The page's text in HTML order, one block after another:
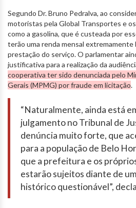
Segundo Dr. Bruno Pedralva, ao
motoristas pela Global Transportes e
como a gasolina, que é custeada por
terão uma renda mensal extremamente
prestação do serviço. O parlamentar
justificativa para a realização da
cooperativa ter sido denunciada pelo
Gerais (MPMG) por fraude em licitação.
“Naturalmente, ainda está
julgamento no Tribunal de
denúncia muito forte, que
para a população de Belo
que a prefeitura e os
estarão sujeitos diante de
histórico questionável”,